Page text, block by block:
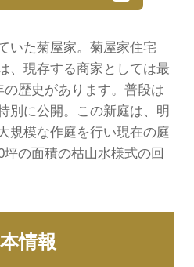
いた菊屋家。菊屋家住宅
、現存する商家としては最
歴史があります。普段は
別に公開。この新庭は、明
規模な作庭を行い現在の庭
の面積の枯山水様式の回
情報